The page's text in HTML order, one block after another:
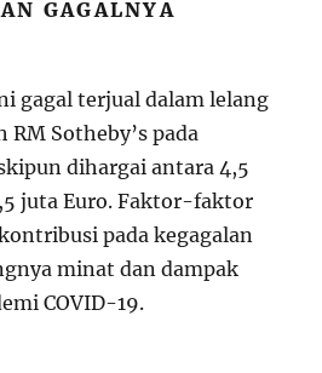
GAGALNYA
gagal terjual dalam lelang
Sotheby’s pada
dihargai antara 4,5
juta Euro. Faktor-faktor
pada kegagalan
minat dan dampak
COVID-19.